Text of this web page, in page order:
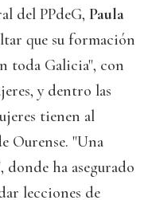
del PPdeG, Paula
que su formación
toda Galicia", con
y dentro las
tienen al
Ourense. "Una
ha asegurado
lecciones de